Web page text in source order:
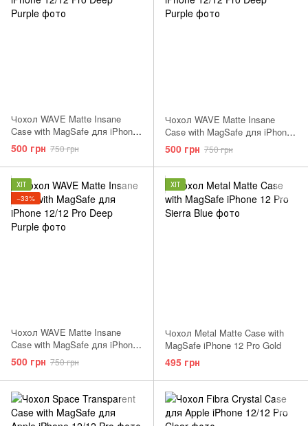
Чохол WAVE Matte Insane
Case with MagSafe для iPhone
12/12 Pro Midnight blue
500 грн 750 грн
Чохол WAVE Matte Insane
Case with MagSafe для iPhone
12/12 Pro Black
500 грн 750 грн
ХІТ
−33%
Чохол WAVE Matte Insane
Case with MagSafe для iPhone
12/12 Pro Green
500 грн 750 грн
ХІТ
Чохол Metal Matte Case with
MagSafe iPhone 12 Pro Gold
495 грн